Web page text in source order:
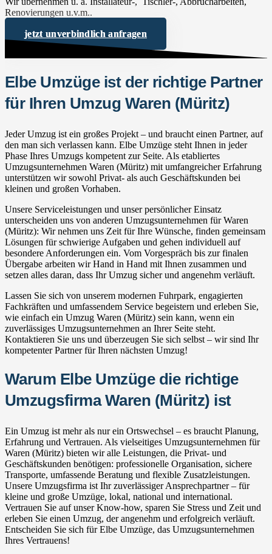
Renovierungen u.v.m..
jetzt unverbindlich anfragen
Elbe Umzüge ist der richtige Partner
für Ihren Umzug Waren (Müritz)
Jeder Umzug ist ein großes Projekt – und braucht einen Partner, auf
den man sich verlassen kann. Elbe Umzüge steht Ihnen in jeder
Phase Ihres Umzugs kompetent zur Seite. Als etabliertes
Umzugsunternehmen Waren (Müritz) mit umfangreicher Erfahrung
unterstützen wir sowohl Privat- als auch Geschäftskunden bei
kleinen und großen Vorhaben.
Unsere Serviceleistungen und unser persönlicher Einsatz
unterscheiden uns von anderen Umzugsunternehmen für Waren
(Müritz): Wir nehmen uns Zeit für Ihre Wünsche, finden gemeinsam
Lösungen für schwierige Aufgaben und gehen individuell auf
besondere Anforderungen ein. Vom Vorgespräch bis zur finalen
Übergabe arbeiten wir Hand in Hand mit Ihnen zusammen und
setzen alles daran, dass Ihr Umzug sicher und angenehm verläuft.
Lassen Sie sich von unserem modernen Fuhrpark, engagierten
Fachkräften und umfassendem Service begeistern und erleben Sie,
wie einfach ein Umzug Waren (Müritz) sein kann, wenn ein
zuverlässiges Umzugsunternehmen an Ihrer Seite steht.
Kontaktieren Sie uns und überzeugen Sie sich selbst – wir sind Ihr
kompetenter Partner für Ihren nächsten Umzug!
Warum Elbe Umzüge die richtige
Umzugsfirma Waren (Müritz) ist
Ein Umzug ist mehr als nur ein Ortswechsel – es braucht Planung,
Erfahrung und Vertrauen. Als vielseitiges Umzugsunternehmen für
Waren (Müritz) bieten wir alle Leistungen, die Privat- und
Geschäftskunden benötigen: professionelle Organisation, sichere
Transporte, umfassende Beratung und flexible Zusatzleistungen.
Unsere Umzugsfirma ist Ihr zuverlässiger Ansprechpartner – für
kleine und große Umzüge, lokal, national und international.
Vertrauen Sie auf unser Know-how, sparen Sie Stress und Zeit und
erleben Sie einen Umzug, der angenehm und erfolgreich verläuft.
Entscheiden Sie sich für Elbe Umzüge, das Umzugsunternehmen
Ihres Vertrauens!